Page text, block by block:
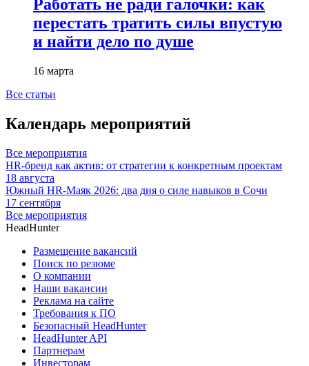
Работать не ради галочки: как
перестать тратить силы впустую
и найти дело по душе
16 марта
Все статьи
Календарь мероприятий
Все мероприятия
HR-бренд как актив: от стратегии к конкретным проектам
18 августа
Южный HR-Маяк 2026: два дня о силе навыков в Сочи
17 сентября
Все мероприятия
HeadHunter
Размещение вакансий
Поиск по резюме
О компании
Наши вакансии
Реклама на сайте
Требования к ПО
Безопасный HeadHunter
HeadHunter API
Партнерам
Инвесторам